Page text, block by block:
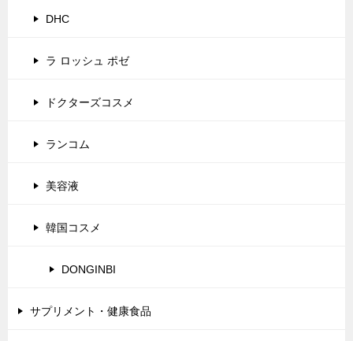
DHC
ラ ロッシュ ポゼ
ドクターズコスメ
ランコム
美容液
韓国コスメ
DONGINBI
サプリメント・健康食品